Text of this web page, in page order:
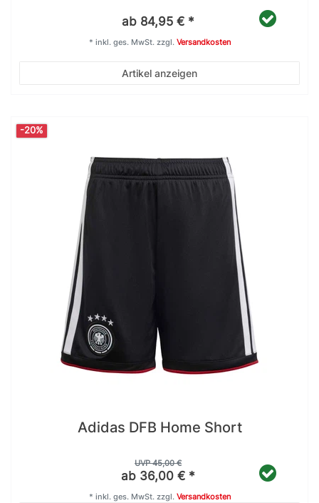
ab 84,95 € *
Artikel anzeigen
* inkl. ges. MwSt.zzgl. Versandkosten
-20%
Adidas DFB Home Short
UVP 45,00 €
ab 36,00 € *
* inkl. ges. MwSt.zzgl. Versandkosten